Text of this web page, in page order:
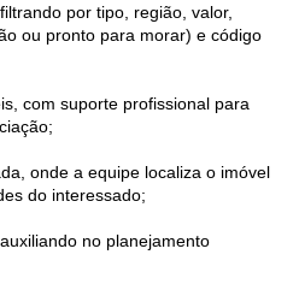
por tipo, região, valor,
ou pronto para morar) e código
com suporte profissional para
onde a equipe localiza o imóvel
do interessado;
no planejamento